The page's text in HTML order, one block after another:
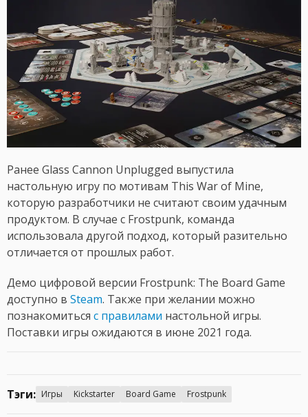
Ранее Glass Cannon Unplugged выпустила
настольную игру по мотивам This War of Mine,
которую разработчики не считают своим удачным
продуктом. В случае с Frostpunk, команда
использовала другой подход, который разительно
отличается от прошлых работ.
Демо цифровой версии Frostpunk: The Board Game
доступно в Steam. Также при желании можно
познакомиться с правилами настольной игры.
Поставки игры ожидаются в июне 2021 года.
Тэги: Игры Kickstarter Board Game Frostpunk